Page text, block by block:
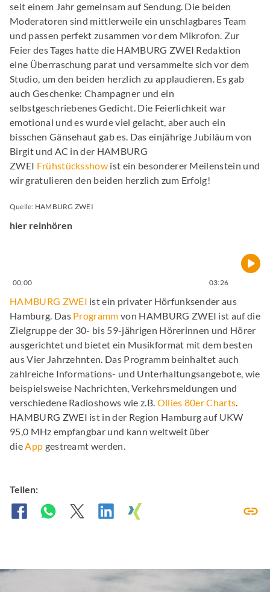
seit einem Jahr gemeinsam auf Sendung. Die beiden
Moderatoren sind mittlerweile ein unschlagbares Team
und passen perfekt zusammen vor dem Mikrofon. Zur
Feier des Tages hatte die HAMBURG ZWEI Redaktion
eine Überraschung parat und versammelte sich vor dem
Studio, um den beiden herzlich zu applaudieren. Es gab
auch Geschenke: Champagner und ein
selbstgeschriebenes Gedicht. Die Feierlichkeit war
emotional und es wurde viel gelacht, aber auch ein
bisschen Gänsehaut gab es. Das einjährige Jubiläum von
Birgit und AC in der HAMBURG
ZWEI Frühstücksshow ist ein besonderer Meilenstein und
wir gratulieren den beiden herzlich zum Erfolg!
Quelle: HAMBURG ZWEI
hier reinhören
00:00 03:26
HAMBURG ZWEI ist ein privater Hörfunksender aus
Hamburg. Das Programm von HAMBURG ZWEI ist auf die
Zielgruppe der 30- bis 59-jährigen Hörerinnen und Hörer
ausgerichtet und bietet ein Musikformat mit dem besten
aus Vier Jahrzehnten. Das Programm beinhaltet auch
zahlreiche Informations- und Unterhaltungsangebote, wie
beispielsweise Nachrichten, Verkehrsmeldungen und
verschiedene Radioshows wie z.B. Ollies 80er Charts.
HAMBURG ZWEI ist in der Region Hamburg auf UKW
95,0 MHz empfangbar und kann weltweit über
dieApp gestreamt werden.
Teilen: